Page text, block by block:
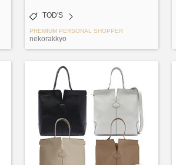
TOD'S
PREMIUM PERSONAL SHOPPER
nekorakkyo